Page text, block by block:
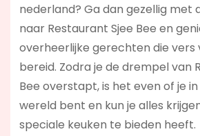
nederland? Ga dan gezellig met
naar Restaurant Sjee Bee en
overheerlijke gerechten die vers
bereid. Zodra je de drempel van
Bee overstapt, is het even of je
wereld bent en kun je alles
speciale keuken te bieden heeft.